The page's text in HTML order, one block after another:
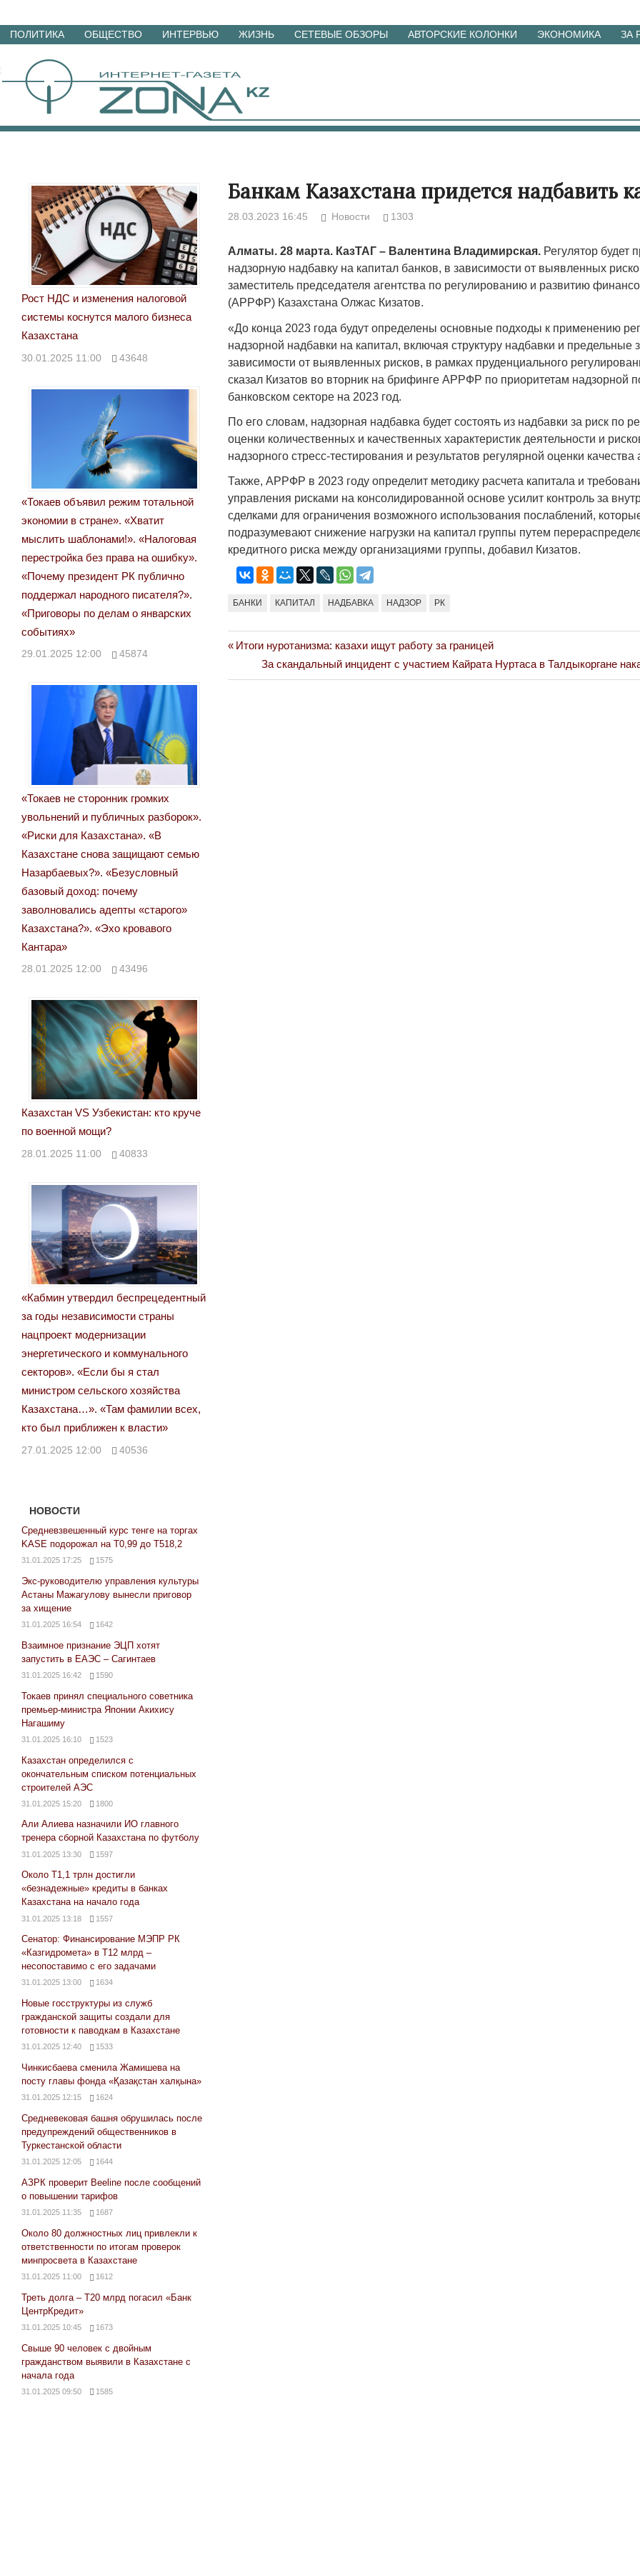
Перейти
материалам
ПОЛИТИКА ОБЩЕСТВО ИНТЕРВЬЮ ЖИЗНЬ СЕТЕВЫЕ ОБЗОРЫ АВТОРСКИЕ КОЛОНКИ ЭКОНОМИКА ЗА
Банкам Казахстана придется надбавить
28.03.2023 16:45 Новости 1303
Aлматы. 28 марта. КазТАГ – Валентина Владимирская. Регулятор будет
надзорную надбавку на капитал банков, в зависимости от выявленных
заместитель председателя агентства по регулированию и развитию
(АРРФР) Казахстана Олжас Кизатов.
«До конца 2023 года будут определены основные подходы к применению
надзорной надбавки на капитал, включая структуру надбавки и предельные
зависимости от выявленных рисков, в рамках пруденциального
сказал Кизатов во вторник на брифинге АРРФР по приоритетам надзорной
банковском секторе на 2023 год.
По его словам, надзорная надбавка будет состоять из надбавки за риск по
оценки количественных и качественных характеристик деятельности и
надзорного стресс-тестирования и результатов регулярной оценки качества
Также, АРРФР в 2023 году определит методику расчета капитала и
управления рисками на консолидированной основе усилит контроль за
сделками для ограничения возможного использования послаблений,
подразумевают снижение нагрузки на капитал группы путем
кредитного риска между организациями группы, добавил Кизатов.
БАНКИ КАПИТАЛ НАДБАВКА НАДЗОР РК
Навигация
по
Previous
Итоги нуротанизма: казахи ищут работу за границей
Next
Post:
За скандальный инцидент с участием Кайрата Нуртаса в Талдыкоргане
Рост НДС и изменения налоговой
системы коснутся малого бизнеса
Казахстана
30.01.2025 11:00 43648
«Токаев объявил режим тотальной
экономии в стране». «Хватит
мыслить шаблонами!». «Налоговая
перестройка без права на ошибку».
«Почему президент РК публично
поддержал народного писателя?».
«Приговоры по делам о январских
событиях»
29.01.2025 12:00 45874
«Токаев не сторонник громких
увольнений и публичных разборок».
«Риски для Казахстана». «В
Казахстане снова защищают семью
Назарбаевых?». «Безусловный
базовый доход: почему
заволновались адепты «старого»
Казахстана?». «Эхо кровавого
Кантара»
28.01.2025 12:00 43496
Казахстан VS Узбекистан: кто круче
по военной мощи?
28.01.2025 11:00 40833
«Кабмин утвердил беспрецедентный
за годы независимости страны
нацпроект модернизации
энергетического и коммунального
секторов». «Если бы я стал
министром сельского хозяйства
Казахстана…». «Там фамилии всех,
кто был приближен к власти»
27.01.2025 12:00 40536
НОВОСТИ
Средневзвешенный курс тенге на торгах
KASE подорожал на Т0,99 до Т518,2
31.01.2025 17:25 1575
Экс-руководителю управления культуры
Астаны Мажагулову вынесли приговор
за хищение
31.01.2025 16:54 1642
Взаимное признание ЭЦП хотят
запустить в ЕАЭС – Сагинтаев
31.01.2025 16:42 1590
Токаев принял специального советника
премьер-министра Японии Акихису
Нагашиму
31.01.2025 16:10 1523
Казахстан определился с
окончательным списком потенциальных
строителей АЭС
31.01.2025 15:20 1800
Али Алиева назначили ИО главного
тренера сборной Казахстана по футболу
31.01.2025 13:30 1597
Около Т1,1 трлн достигли
«безнадежные» кредиты в банках
Казахстана на начало года
31.01.2025 13:18 1557
Сенатор: Финансирование МЭПР РК
«Казгидромета» в Т12 млрд –
несопоставимо с его задачами
31.01.2025 13:00 1634
Новые госструктуры из служб
гражданской защиты создали для
готовности к паводкам в Казахстане
31.01.2025 12:40 1533
Чинкисбаева сменила Жамишева на
посту главы фонда «Қазақстан халқына»
31.01.2025 12:15 1624
Средневековая башня обрушилась после
предупреждений общественников в
Туркестанской области
31.01.2025 12:05 1644
АЗРК проверит Beeline после сообщений
о повышении тарифов
31.01.2025 11:35 1687
Около 80 должностных лиц привлекли к
ответственности по итогам проверок
минпросвета в Казахстане
31.01.2025 11:00 1612
Треть долга – Т20 млрд погасил «Банк
ЦентрКредит»
31.01.2025 10:45 1673
Свыше 90 человек с двойным
гражданством выявили в Казахстане с
начала года
31.01.2025 09:50 1585
Народ выбрал свет
17.10.2024 17:00 29972
Странная
Дарига не
мошенниками
Война
Война Миров.